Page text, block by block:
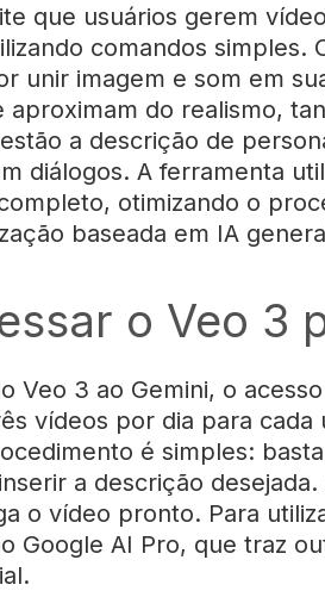
que usuários gerem
comandos simples.
unir imagem e som em
aproximam do realismo,
a descrição de
diálogos. A ferramenta
otimizando o
baseada em IA
o Veo 3
Veo 3 ao Gemini, o
vídeos por dia para
é simples:
a descrição
o vídeo pronto. Para
Google AI Pro, que traz